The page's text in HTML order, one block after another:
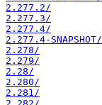
2.277.2/
2.277.3/
2.277.4/
2.277.4-SNAPSHOT/
2.278/
2.279/
2.28/
2.280/
2.281/